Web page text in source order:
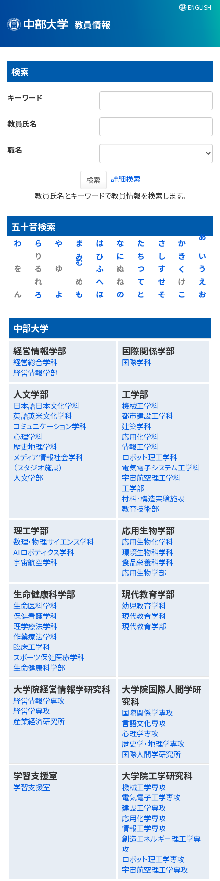
教員情報
ENGLISH
検索
キーワード
教員氏名
職名
検索
詳細検索
教員氏名とキーワードで教員情報を検索します。
五十音検索
あ
い
う
え
お
か
き
く
け
こ
さ
し
す
せ
そ
た
ち
つ
て
と
な
に
ぬ
ね
の
は
ひ
ふ
へ
ほ
ま
み
む
め
も
や
ゆ
よ
ら
り
る
れ
ろ
わ
を
ん
中部大学
経営情報学部
経営総合学科
経営情報学部
国際関係学部
国際学科
人文学部
日本語日本文化学科
英語英米文化学科
コミュニケーション学科
心理学科
歴史地理学科
メディア情報社会学科
（スタジオ施設）
人文学部
工学部
機械工学科
都市建設工学科
建築学科
応用化学科
情報工学科
ロボット理工学科
電気電子システム工学科
宇宙航空理工学科
工学部
材料・構造実験施設
教育技術部
理工学部
数理・物理サイエンス学科
AIロボティクス学科
宇宙航空学科
応用生物学部
応用生物化学科
環境生物科学科
食品栄養科学科
応用生物学部
生命健康科学部
生命医科学科
保健看護学科
理学療法学科
作業療法学科
臨床工学科
スポーツ保健医療学科
生命健康科学部
現代教育学部
幼児教育学科
現代教育学科
現代教育学部
大学院経営情報学研究科
経営情報学専攻
経営学専攻
産業経済研究所
大学院国際人間学研
究科
国際関係学専攻
言語文化専攻
心理学専攻
歴史学・地理学専攻
国際人間学研究所
学習支援室
学習支援室
大学院工学研究科
機械工学専攻
電気電子工学専攻
建設工学専攻
応用化学専攻
情報工学専攻
創造エネルギー理工学専
攻
ロボット理工学専攻
宇宙航空理工学専攻